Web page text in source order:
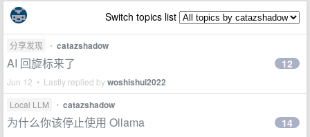
Switch topics list
分享发现 • catazshadow
AI 回旋标来了
Jun 12 • Lastly replied bywoshishui2022
12
Local LLM • catazshadow
为什么你该停止使用 Ollama 14